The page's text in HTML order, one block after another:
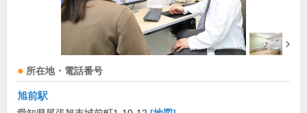
所在地・電話番号
旭前駅